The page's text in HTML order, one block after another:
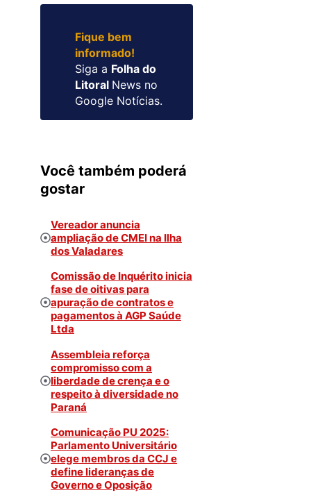
Fique bem
informado!
Siga a Folha do
Litoral News no
Google Notícias.
Você também poderá
gostar
Vereador anuncia
ampliação de CMEI na Ilha
dos Valadares
Comissão de Inquérito inicia
fase de oitivas para
apuração de contratos e
pagamentos à AGP Saúde
Ltda
Assembleia reforça
compromisso com a
liberdade de crença e o
respeito à diversidade no
Paraná
Comunicação PU 2025:
Parlamento Universitário
elege membros da CCJ e
define lideranças de
Governo e Oposição